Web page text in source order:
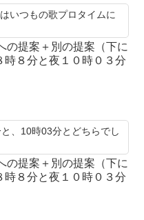
いつもの歌プロタイムに
の提案＋別の提案（下に
８分と夜１０時０３分
、10時03分とどちらでし
の提案＋別の提案（下に
８分と夜１０時０３分